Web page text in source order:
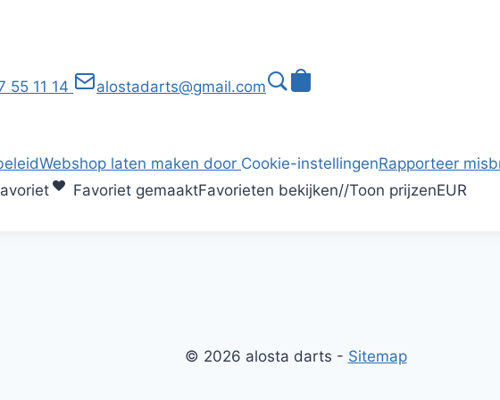
55 11 14 alostadarts@gmail.com
Webshop laten maken door Cookie-instellingenRapporteer
Favoriet gemaaktFavorieten bekijken//Toon prijzenEUR
© 2026 alosta darts - Sitemap